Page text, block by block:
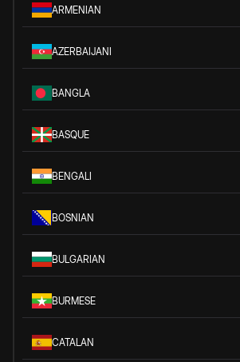
ARMENIAN
AZERBAIJANI
BANGLA
BASQUE
BENGALI
BOSNIAN
BULGARIAN
BURMESE
CATALAN